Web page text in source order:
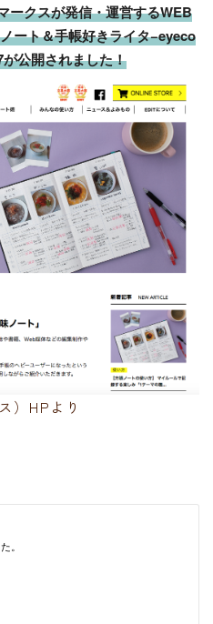
ークスが発信・運営するWEB
ート＆手帳好きライタ−eyeco
公開されました！
）HPより